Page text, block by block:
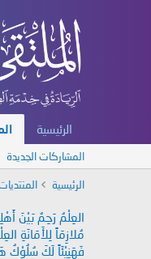
الرئيسية
المشاركات الجديدة
الرئيسية
العِلْمُ رَحِمٌ بَيْنَ
مُلازِمَاً لِلأَمَانَةِ
فَهَنِيْئَاً لَكَ سُلُوْكُ